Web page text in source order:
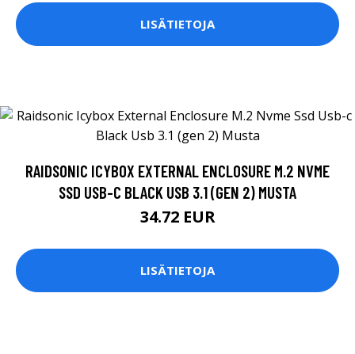
LISÄTIETOJA
RAIDSONIC ICYBOX EXTERNAL ENCLOSURE M.2 NVME
SSD USB-C BLACK USB 3.1 (GEN 2) MUSTA
34.72 EUR
LISÄTIETOJA